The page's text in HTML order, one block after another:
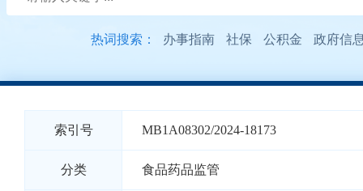
热词搜索： 办事指南 社保 公积金 政府信
索引号 MB1A08302/2024-18173
分类 食品药品监管